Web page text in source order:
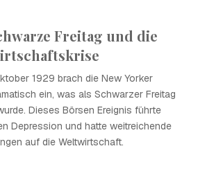
Freitag und die
1929 brach die New Yorker
ein, was als Schwarzer Freitag
Dieses Börsen Ereignis führte
Depression und hatte weitreichende
auf die Weltwirtschaft.